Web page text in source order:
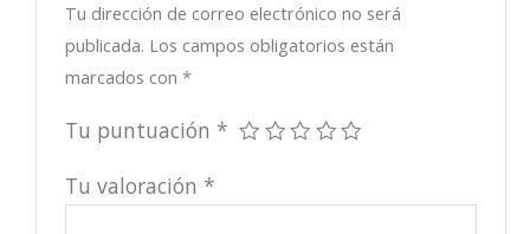
Tu dirección de correo electrónico no será
publicada. Los campos obligatorios están
marcados con*
Tu puntuación *
Tu valoración *